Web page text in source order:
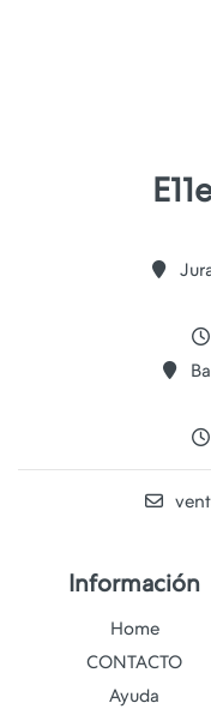
Información
Home
CONTACTO
Ayuda